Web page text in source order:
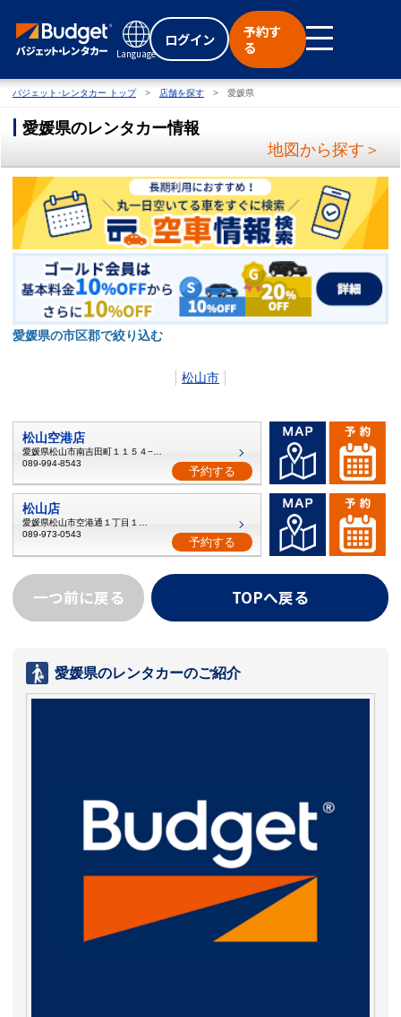
Language
ログイン
予約す
る
バジェット･レンタカー トップ 店舗を探す 愛媛県
愛媛県のレンタカー情報
地図から探す＞
愛媛県の市区郡で絞り込む
松山市
松山空港店
089-994-8543
予約する
松山店
愛媛県松山市空港通１丁目１３−６
089-973-0543
予約する
一つ前に戻る TOPへ戻る
愛媛県のレンタカーのご紹介